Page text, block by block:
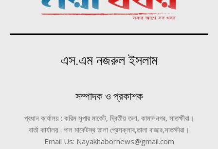
এস.এম নজরুল ইসলাম
সম্পাদক ও প্রকাশক
প্রধান কার্যালয় : করিম সুপার মার্কেট, দ্বিতীয় তলা, কামালনগর, সাতক্ষীরা।
বার্তা কার্যালয় : পাল মার্কেটস্থ তালা প্রেসক্লাব,তালা বাজার,সাতক্ষীরা।
Email Us: Nayakhabornews@gmail.com